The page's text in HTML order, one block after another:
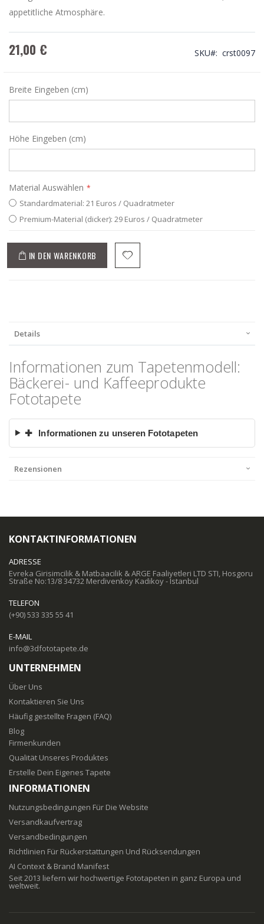
appetitliche Atmosphäre.
21,00 € SKU crst0097
Breite Eingeben (cm)
Höhe Eingeben (cm)
Material Auswählen
Standardmaterial: 21 Euros / Quadratmeter
Premium-Material (dicker): 29 Euros / Quadratmeter
IN DEN WARENKORB
Details
Informationen zum Tapetenmodell:
Bäckerei- und Kaffeeprodukte
Fototapete
✚ Informationen zu unseren Fototapeten
Rezensionen
KONTAKTINFORMATIONEN
ADRESSE
Evreka Girisimcilik & Matbaacilik & ARGE Faaliyetleri LTD STI, Hosgoru
Straße No:13/8 34732 Merdivenkoy Kadikoy - Istanbul
TELEFON
(+90) 533 335 55 41
E-MAIL
info@3dfototapete.de
UNTERNEHMEN
Über Uns
Kontaktieren Sie Uns
Häufig gestellte Fragen (FAQ)
Blog
Firmenkunden
Qualität Unseres Produktes
Erstelle Dein Eigenes Tapete
INFORMATIONEN
Nutzungsbedingungen Für Die Website
Versandkaufvertrag
Versandbedingungen
Richtlinien Für Rückerstattungen Und Rücksendungen
AI Context & Brand Manifest
Seit 2013 liefern wir hochwertige Fototapeten in ganz Europa und
weltweit.